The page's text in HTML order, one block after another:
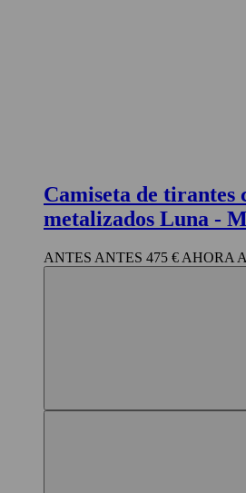
Camiseta de tirantes
metalizados Luna -
475 €